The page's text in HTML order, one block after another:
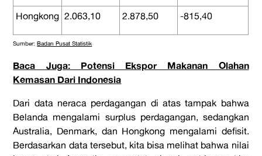
Hongkong 2.063,10 2.878,50 -815,40
Sumber:Badan Pusat Statistik
Baca Juga: Potensi Ekspor Makanan Olahan
Kemasan Dari Indonesia
Dari data neraca perdagangan di atas tampak bahwa
Belanda mengalami surplus perdagangan, sedangkan
Australia, Denmark, dan Hongkong mengalami defisit.
Berdasarkan data tersebut, kita bisa melihat bahwa nilai